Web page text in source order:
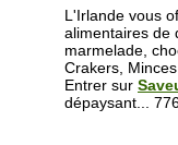
L'Irlande vous
alimentaires de
marmelade,
Crakers,
Entrer sur
dépaysant...